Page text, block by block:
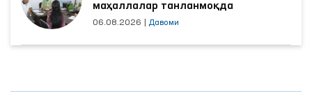
маҳаллалар танланмоқда
06.08.2026 Давоми